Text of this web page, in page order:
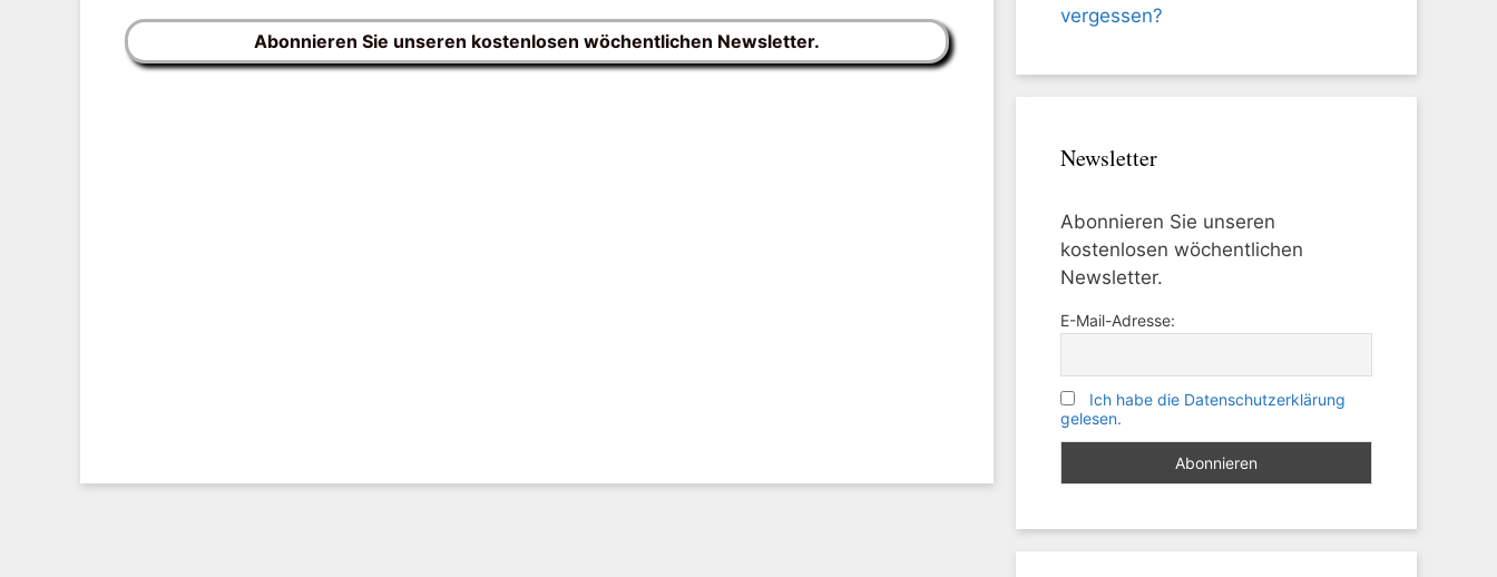
Abonnieren Sie unseren kostenlosen wöchentlichen Newsletter.
vergessen?
Newsletter
Abonnieren Sie unseren
kostenlosen wöchentlichen
Newsletter.
E-Mail-Adresse:
Ich habe die Datenschutzerklärung
gelesen.